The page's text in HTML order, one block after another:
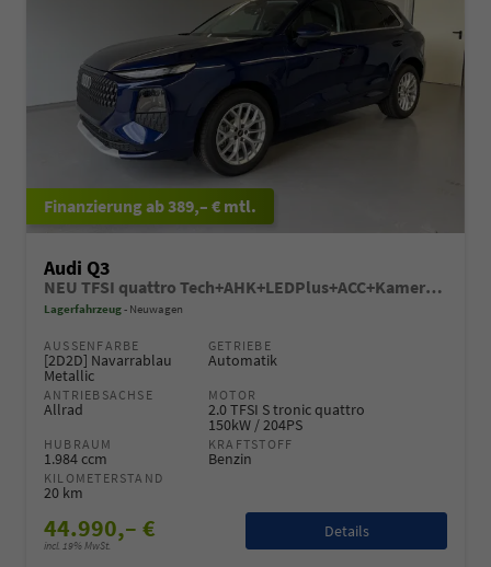
ab 389,– € mtl.
Audi Q3
NEU TFSI quattro Tech+AHK+LEDPlus+ACC+Kamera+Alu18+Volllack
Lagerfahrzeug Neuwagen
AUSSENFARBE
[2D2D] Navarrablau
Metallic
GETRIEBE
Automatik
ANTRIEBSACHSE
Allrad
MOTOR
2.0 TFSI S tronic quattro
150kW / 204PS
HUBRAUM
1.984 ccm
KRAFTSTOFF
Benzin
KILOMETERSTAND
20 km
44.990,– €
incl. 19% MwSt.
Details